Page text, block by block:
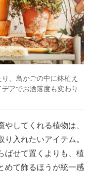
、鳥かごの中に鉢植え
アでお洒落度も変わり
してくれる植物は、
入れたいアイテム。
ばせて置くよりも、植
めて飾るほうが統一感